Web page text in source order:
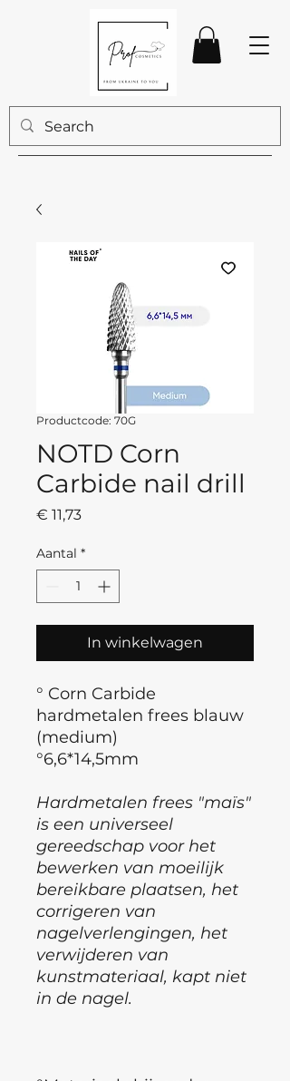
Productcode: 70G
NOTD Corn
Carbide nail drill
€ 11,73Prijs
Aantal *
In winkelwagen
° Corn Carbide
hardmetalen frees blauw
(medium)
°6,6*14,5mm
Hardmetalen frees "maïs"
is een universeel
gereedschap voor het
bewerken van moeilijk
bereikbare plaatsen, het
corrigeren van
nagelverlengingen, het
verwijderen van
kunstmateriaal, kapt niet
in de nagel.